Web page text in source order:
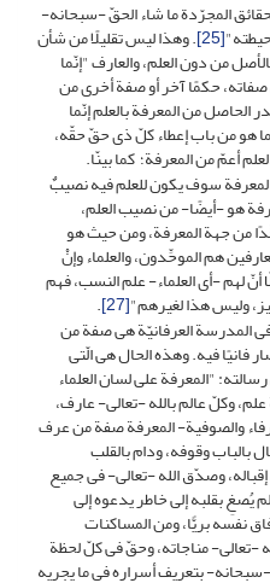
المجرّدة ما شاء الحقّ -سبحانه-
[25] . وهذا لیس تقلیلًا من شأن
من دون العلم، والعارف "إنّما
حکمًا آخر أو صفة أخرى من
الحاصل من المعرفة بالعلم إنّما
هو من باب إعطاء کلّ ذی حقّ حقّه،
أعمّ من المعرفة؛ کما بینّا.
سوف یکون للعلم فیه نصیبٌ
هو -أیضًا- من نصیب العلم،
من جهة المعرفة، ومن حیث هو
هم الموحِّدون، والعلماء وإنْ
لهم -أی العلماء- علم النسب، فهم
ولیس هذا لغیرهم"[27]
.
المدرسة العرفانیّة هی صفة من
فیه. وهذه الحال هی الّتی
"المعرفة على لسان العلماء
وکلّ عالم بالله -تعالى- عارف،
والصوفیة- المعرفة صفة من عرف
وقوفه، ودام بالقلب
وصدّق الله -تعالى- فی جمیع
بقلبه إلى خاطر یدعوه إلى
نفسه بریًّا، ومن المساکنات
-تعالى- مناجاته، وحقّ فی کلّ لحظة
بتعریف أسراره فی ما یجریه